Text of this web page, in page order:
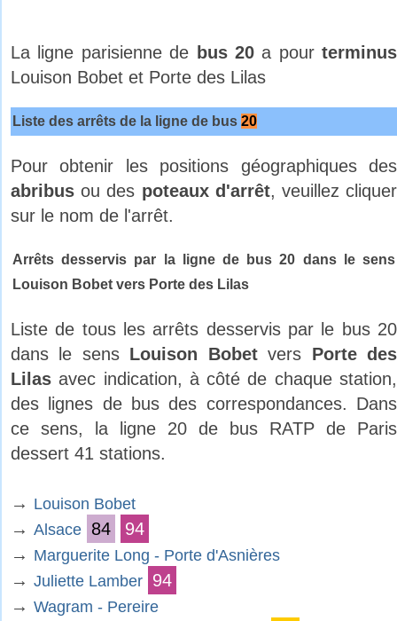
La ligne parisienne de bus 20a pour terminus
Louison Bobet et Porte des Lilas
Liste des arrêts de la ligne de bus 20
Pour obtenir les positions géographiques des
abribus ou des poteaux d'arrêt, veuillez cliquer
sur le nom de l'arrêt.
Arrêts desservis par la ligne de bus 20 dans le sens
Louison Bobet vers Porte des Lilas
Liste de tous les arrêts desservis par le bus 20
dans le sens Louison Bobetvers Porte des
Lilas avec indication, à côté de chaque station,
des lignes de bus des correspondances. Dans
ce sens, la ligne 20 de bus RATP de Paris
dessert 41 stations.
→ Louison Bobet
→ Alsace 84
94
→ Marguerite Long - Porte d'Asnières
→ Juliette Lamber 94
→ Wagram - Pereire